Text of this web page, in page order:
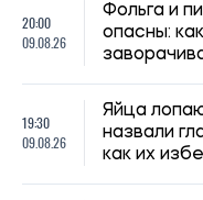
20:00
09.08.26
Фольга и
опасны:
19:30
09.08.26
Яйца
назвали
как их